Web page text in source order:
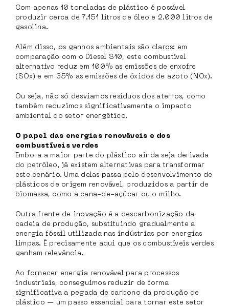
Com apenas 10 toneladas de plástico é possível
produzir cerca de 7.151 litros de óleo e 2.000 litros de
gasolina.
Além disso, os ganhos ambientais são claros: em
comparação com o Diesel S10, este combustível
alternativo reduz em 100% as emissões de enxofre
(SOx) e em 35% as emissões de óxidos de azoto (NOx).
Ou seja, não só desviamos resíduos dos aterros, como
também reduzimos significativamente o impacto
ambiental do setor energético.
O papel das energias renováveis e dos
combustíveis verdes
Embora a maior parte do plástico ainda seja derivada
do petróleo, já existem alternativas para transformar
este cenário. Uma delas passa pelo desenvolvimento de
plásticos de origem renovável, produzidos a partir de
biomassa, como a cana-de-açúcar ou o milho.
Outra frente de inovação é a descarbonização da
cadeia de produção, substituindo gradualmente a
energia fóssil utilizada nas indústrias por energias
limpas. É precisamente aqui que os combustíveis verdes
ganham relevância.
Ao fornecer energia renovável para processos
industriais, conseguimos reduzir de forma
significativa a pegada de carbono da produção de
plástico — um passo essencial para tornar este setor